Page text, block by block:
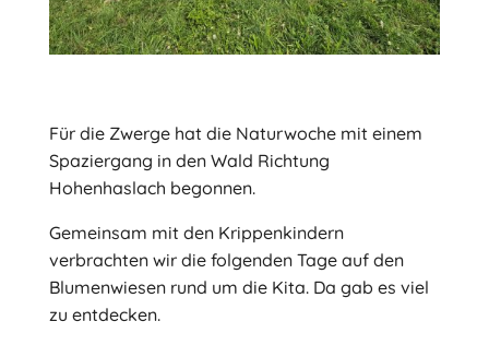
Für die Zwerge hat die Naturwoche mit einem
Spaziergang in den Wald Richtung
Hohenhaslach begonnen.
Gemeinsam mit den Krippenkindern
verbrachten wir die folgenden Tage auf den
Blumenwiesen rund um die Kita. Da gab es viel
zu entdecken.